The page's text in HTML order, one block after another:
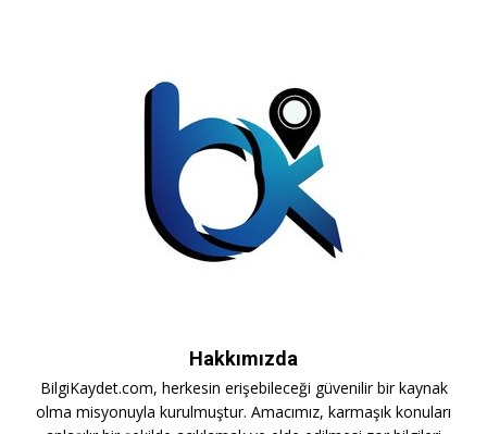
Hakkımızda
BilgiKaydet.com, herkesin erişebileceği güvenilir bir kaynak
olma misyonuyla kurulmuştur. Amacımız, karmaşık konuları